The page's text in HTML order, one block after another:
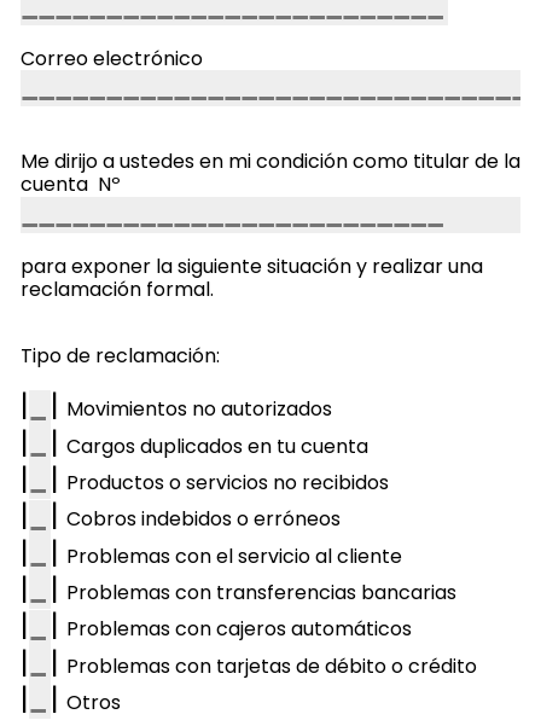
Correo electrónico
Me dirijo a ustedes en mi condición como titular de la
cuenta Nº
para exponer la siguiente situación y realizar una
reclamación formal.
Tipo de reclamación:
| | Movimientos no autorizados
| | Cargos duplicados en tu cuenta
| | Productos o servicios no recibidos
| | Cobros indebidos o erróneos
| | Problemas con el servicio al cliente
| | Problemas con transferencias bancarias
| | Problemas con cajeros automáticos
| | Problemas con tarjetas de débito o crédito
| | Otros